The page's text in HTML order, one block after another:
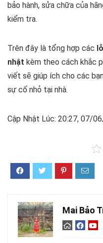
bảo hành, sửa chữa của
kiểm tra.
Trên đây là tổng hợp các
nhật kèm theo cách khắc
viết sẽ giúp ích cho các
sự cố nhỏ tại nhà.
Cập Nhật Lúc: 20:27, 07/
Mai Bảo